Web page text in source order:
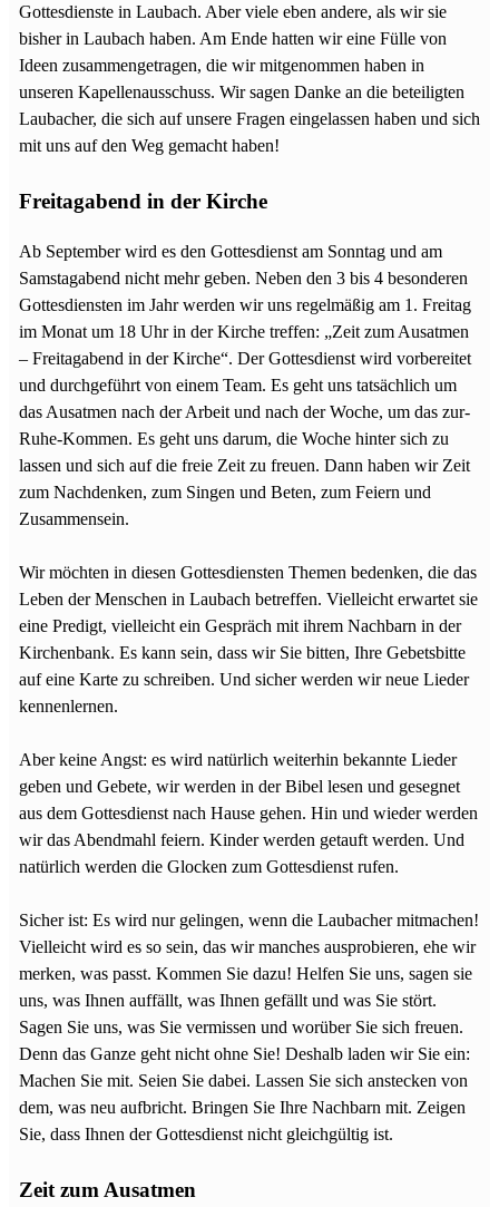
Gottesdienste in Laubach. Aber viele eben andere, als wir sie
bisher in Laubach haben. Am Ende hatten wir eine Fülle von
Ideen zusammengetragen, die wir mitgenommen haben in
unseren Kapellenausschuss. Wir sagen Danke an die beteiligten
Laubacher, die sich auf unsere Fragen eingelassen haben und sich
mit uns auf den Weg gemacht haben!
Freitagabend in der Kirche
Ab September wird es den Gottesdienst am Sonntag und am
Samstagabend nicht mehr geben. Neben den 3 bis 4 besonderen
Gottesdiensten im Jahr werden wir uns regelmäßig am 1. Freitag
im Monat um 18 Uhr in der Kirche treffen: „Zeit zum Ausatmen
– Freitagabend in der Kirche“. Der Gottesdienst wird vorbereitet
und durchgeführt von einem Team. Es geht uns tatsächlich um
das Ausatmen nach der Arbeit und nach der Woche, um das zur-
Ruhe-Kommen. Es geht uns darum, die Woche hinter sich zu
lassen und sich auf die freie Zeit zu freuen. Dann haben wir Zeit
zum Nachdenken, zum Singen und Beten, zum Feiern und
Zusammensein.
Wir möchten in diesen Gottesdiensten Themen bedenken, die das
Leben der Menschen in Laubach betreffen. Vielleicht erwartet sie
eine Predigt, vielleicht ein Gespräch mit ihrem Nachbarn in der
Kirchenbank. Es kann sein, dass wir Sie bitten, Ihre Gebetsbitte
auf eine Karte zu schreiben. Und sicher werden wir neue Lieder
kennenlernen.
Aber keine Angst: es wird natürlich weiterhin bekannte Lieder
geben und Gebete, wir werden in der Bibel lesen und gesegnet
aus dem Gottesdienst nach Hause gehen. Hin und wieder werden
wir das Abendmahl feiern. Kinder werden getauft werden. Und
natürlich werden die Glocken zum Gottesdienst rufen.
Sicher ist: Es wird nur gelingen, wenn die Laubacher mitmachen!
Vielleicht wird es so sein, das wir manches ausprobieren, ehe wir
merken, was passt. Kommen Sie dazu! Helfen Sie uns, sagen sie
uns, was Ihnen auffällt, was Ihnen gefällt und was Sie stört.
Sagen Sie uns, was Sie vermissen und worüber Sie sich freuen.
Denn das Ganze geht nicht ohne Sie! Deshalb laden wir Sie ein:
Machen Sie mit. Seien Sie dabei. Lassen Sie sich anstecken von
dem, was neu aufbricht. Bringen Sie Ihre Nachbarn mit. Zeigen
Sie, dass Ihnen der Gottesdienst nicht gleichgültig ist.
Zeit zum Ausatmen